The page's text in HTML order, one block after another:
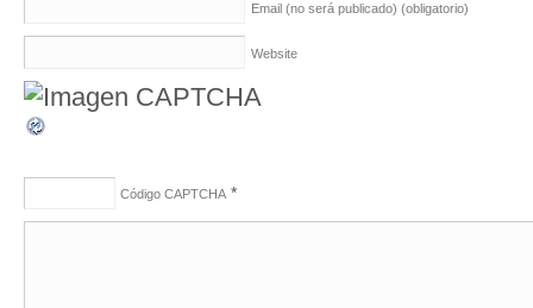
Email (no será publicado) (obligatorio)
Website
Código CAPTCHA *